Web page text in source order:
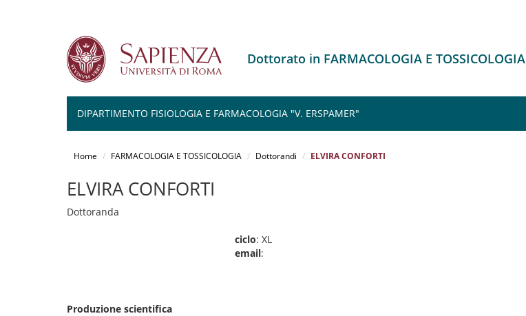
Dottorato in FARMACOLOGIA E TOSSICOLOGIA
DIPARTIMENTO FISIOLOGIA E FARMACOLOGIA "V. ERSPAMER"
Home FARMACOLOGIA E TOSSICOLOGIA Dottorandi ELVIRA CONFORTI
ELVIRA CONFORTI
Dottoranda
ciclo: XL
email:
Produzione scientifica